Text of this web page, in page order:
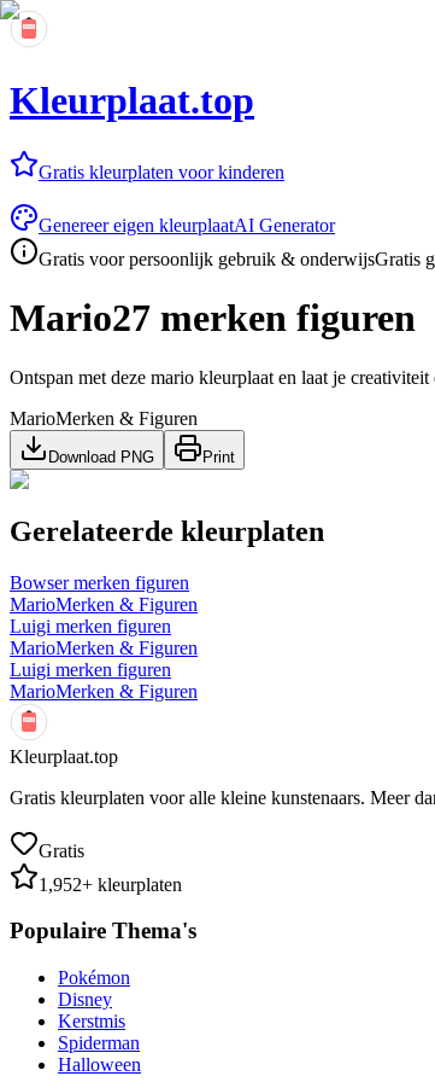
Kleurplaat.top
Gratis kleurplaten voor kinderen
Genereer eigen kleurplaatAI Generator
Gratis voor persoonlijk gebruik & onderwijsGratis
Mario27 merken figuren
Ontspan met deze mario kleurplaat en laat je
MarioMerken & Figuren
Download PNG Print
Gerelateerde kleurplaten
Bowser merken figuren
MarioMerken & Figuren
Luigi merken figuren
MarioMerken & Figuren
Luigi merken figuren
MarioMerken & Figuren
Kleurplaat.top
Gratis kleurplaten voor alle kleine kunstenaars. Meer
Gratis
1,952+ kleurplaten
Populaire Thema's
Pokémon
Disney
Kerstmis
Spiderman
Halloween